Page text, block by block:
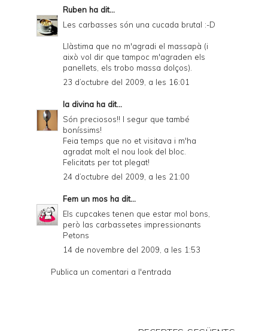
Ruben ha dit...
Les carbasses són una cucada brutal :-D
Llàstima que no m'agradi el massapà (i
això vol dir que tampoc m'agraden els
panellets, els trobo massa dolços).
23 d’octubre del 2009, a les 16:01
la divina ha dit...
Són preciosos!! I segur que també
boníssims!
Feia temps que no et visitava i m'ha
agradat molt el nou look del bloc.
Felicitats per tot plegat!
24 d’octubre del 2009, a les 21:00
Fem un mos ha dit...
Els cupcakes tenen que estar mol bons,
però las carbassetes impressionants
Petons
14 de novembre del 2009, a les 1:53
Publica un comentari a l'entrada